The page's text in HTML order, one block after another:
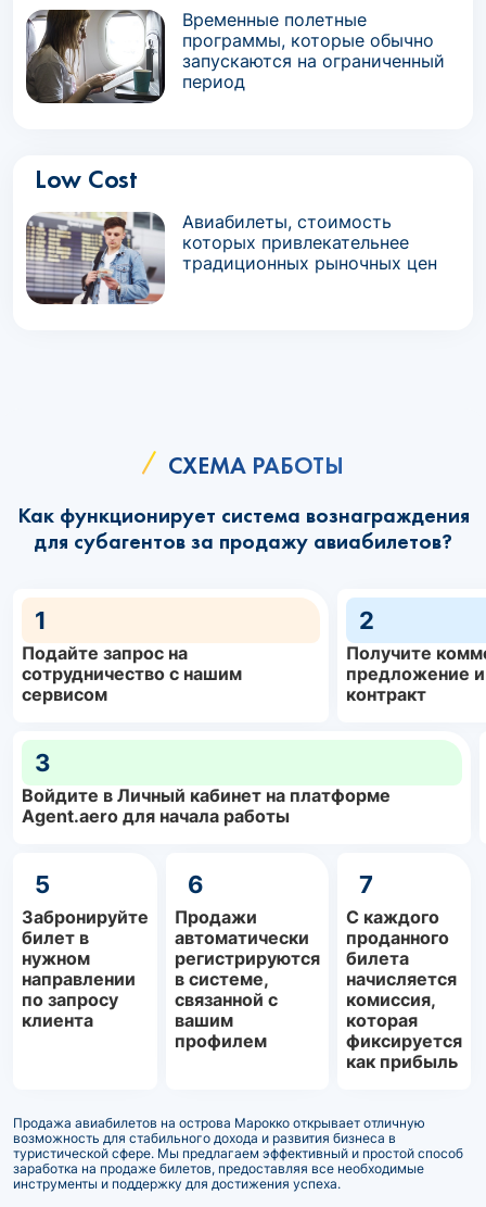
Временные полетные
программы, которые обычно
запускаются на ограниченный
период
Low Cost
Авиабилеты, стоимость
которых привлекательнее
традиционных рыночных цен
СХЕМА РАБОТЫ
Как функционирует система вознаграждения
для субагентов за продажу авиабилетов?
1
Подайте запрос на
сотрудничество с нашим
сервисом
2
Получите
предложение
контракт
3
Войдите в Личный кабинет на платформе
Agent.aero для начала работы
5
Забронируйте
билет в
нужном
направлении
по запросу
клиента
6
Продажи
автоматически
регистрируются
в системе,
связанной с
вашим
профилем
7
С каждого
проданного
билета
начисляется
комиссия,
которая
фиксируется
как прибыль
Продажа авиабилетов на острова Марокко открывает отличную
возможность для стабильного дохода и развития бизнеса в
туристической сфере. Мы предлагаем эффективный и простой способ
заработка на продаже билетов, предоставляя все необходимые
инструменты и поддержку для достижения успеха.